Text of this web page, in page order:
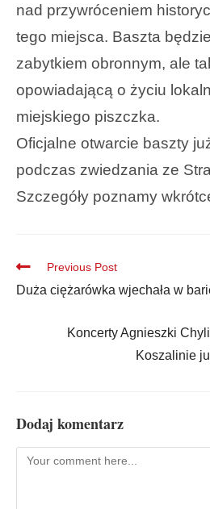
nad przywróceniem
tego miejsca. Baszta
zabytkiem obronnym, ale
opowiadającą o życiu
miejskiego piszczka.
Oficjalne otwarcie baszty
podczas zwiedzania ze
Szczegóły poznamy
Previous Post
Duża ciężarówka wjechała w
Koncerty Agnieszki
Koszalinie
Dodaj komentarz